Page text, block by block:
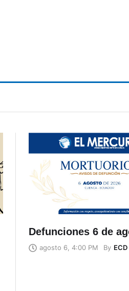
Defunciones 6 de
agosto 6, 4:00 PM By ECD